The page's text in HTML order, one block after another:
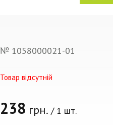
№ 1058000021-01
Товар відсутній
238 грн. / 1 шт.